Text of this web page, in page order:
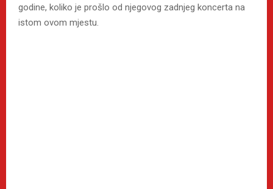
godine, koliko je prošlo od njegovog zadnjeg koncerta na
istom ovom mjestu.